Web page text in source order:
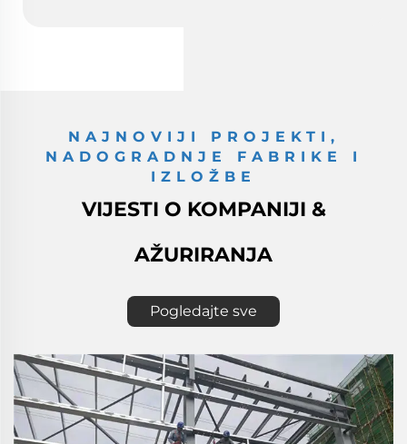
NAJNOVIJI PROJEKTI,
NADOGRADNJE FABRIKE I
IZLOŽBE
VIJESTI O KOMPANIJI &
AŽURIRANJA
Pogledajte sve